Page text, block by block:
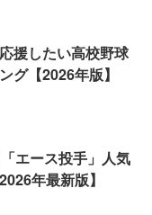
援したい高校野球
グ【2026年版】
エース投手」人気
年最新版】